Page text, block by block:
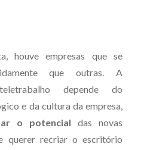
houve empresas que se
que outras. A
depende do
e da cultura da empresa,
o potencial das novas
querer recriar o escritório